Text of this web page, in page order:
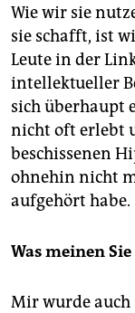
Wie wir sie
sie schafft, ist
Leute in der
intellektueller
sich überhaupt
nicht oft erlebt
beschissenen
ohnehin nicht
aufgehört habe.
Was meinen Sie
Mir wurde auch